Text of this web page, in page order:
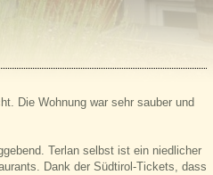
Die Wohnung war sehr sauber und
Terlan selbst ist ein niedlicher
Dank der Südtirol-Tickets, dass